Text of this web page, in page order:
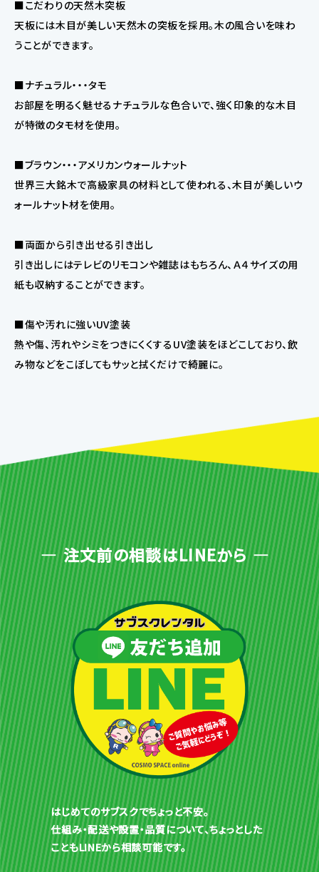
■こだわりの天然木突板
天板には木目が美しい天然木の突板を採用。木の風合いを味わ
うことができます。
■ナチュラル・・・タモ
お部屋を明るく魅せるナチュラルな色合いで、強く印象的な木目
が特徴のタモ材を使用。
■ブラウン・・・アメリカンウォールナット
世界三大銘木で高級家具の材料として使われる、木目が美しいウ
ォールナット材を使用。
■両面から引き出せる引き出し
引き出しにはテレビのリモコンや雑誌はもちろん、Ａ４サイズの用
紙も収納することができます。
■傷や汚れに強いUV塗装
熱や傷、汚れやシミをつきにくくするUV塗装をほどこしており、飲
み物などをこぼしてもサッと拭くだけで綺麗に。
注文前の相談はLINEから
はじめてのサブスクでちょっと不安。
仕組み・配送や設置・品質について、ちょっとした
こともLINEから相談可能です。